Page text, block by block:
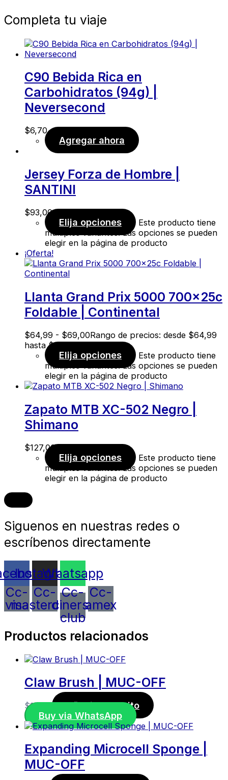
Completa tu viaje
C90 Bebida Rica en
Carbohidratos (94g) |
Neversecond
$6,70
Agregar ahora
Jersey Forza de Hombre |
SANTINI
$93,00
Elija opciones
Este producto tiene
múltiples variantes. Las opciones se pueden
elegir en la página de producto
¡Oferta!
Llanta Grand Prix 5000 700x25c
Foldable | Continental
$64,99 - $69,00Rango de precios: desde $64,99
hasta $69,00
Elija opciones
Este producto tiene
múltiples variantes. Las opciones se pueden
elegir en la página de producto
Zapato MTB XC-502 Negro |
Shimano
$127,00
Elija opciones
Este producto tiene
múltiples variantes. Las opciones se pueden
elegir en la página de producto
Siguenos en nuestras redes o
escríbenos directamente
Instagram
Whatsapp
Cc-
visa
Cc-
mastercard
Cc-
diners-
club
Cc-
amex
Productos relacionados
Claw Brush | MUC-OFF
$11,50
Añadir al carrito
Buy via WhatsApp
Expanding Microcell Sponge |
MUC-OFF